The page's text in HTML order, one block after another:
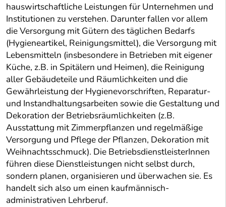
hauswirtschaftliche Leistungen für Unternehmen und
Institutionen zu verstehen. Darunter fallen vor allem
die Versorgung mit Gütern des täglichen Bedarfs
(Hygieneartikel, Reinigungsmittel), die Versorgung mit
Lebensmitteln (insbesondere in Betrieben mit eigener
Küche, z.B. in Spitälern und Heimen), die Reinigung
aller Gebäudeteile und Räumlichkeiten und die
Gewährleistung der Hygienevorschriften, Reparatur-
und Instandhaltungsarbeiten sowie die Gestaltung und
Dekoration der Betriebsräumlichkeiten (z.B.
Ausstattung mit Zimmerpflanzen und regelmäßige
Versorgung und Pflege der Pflanzen, Dekoration mit
Weihnachtsschmuck). Die BetriebsdienstleisterInnen
führen diese Dienstleistungen nicht selbst durch,
sondern planen, organisieren und überwachen sie. Es
handelt sich also um einen kaufmännisch-
administrativen Lehrberuf.